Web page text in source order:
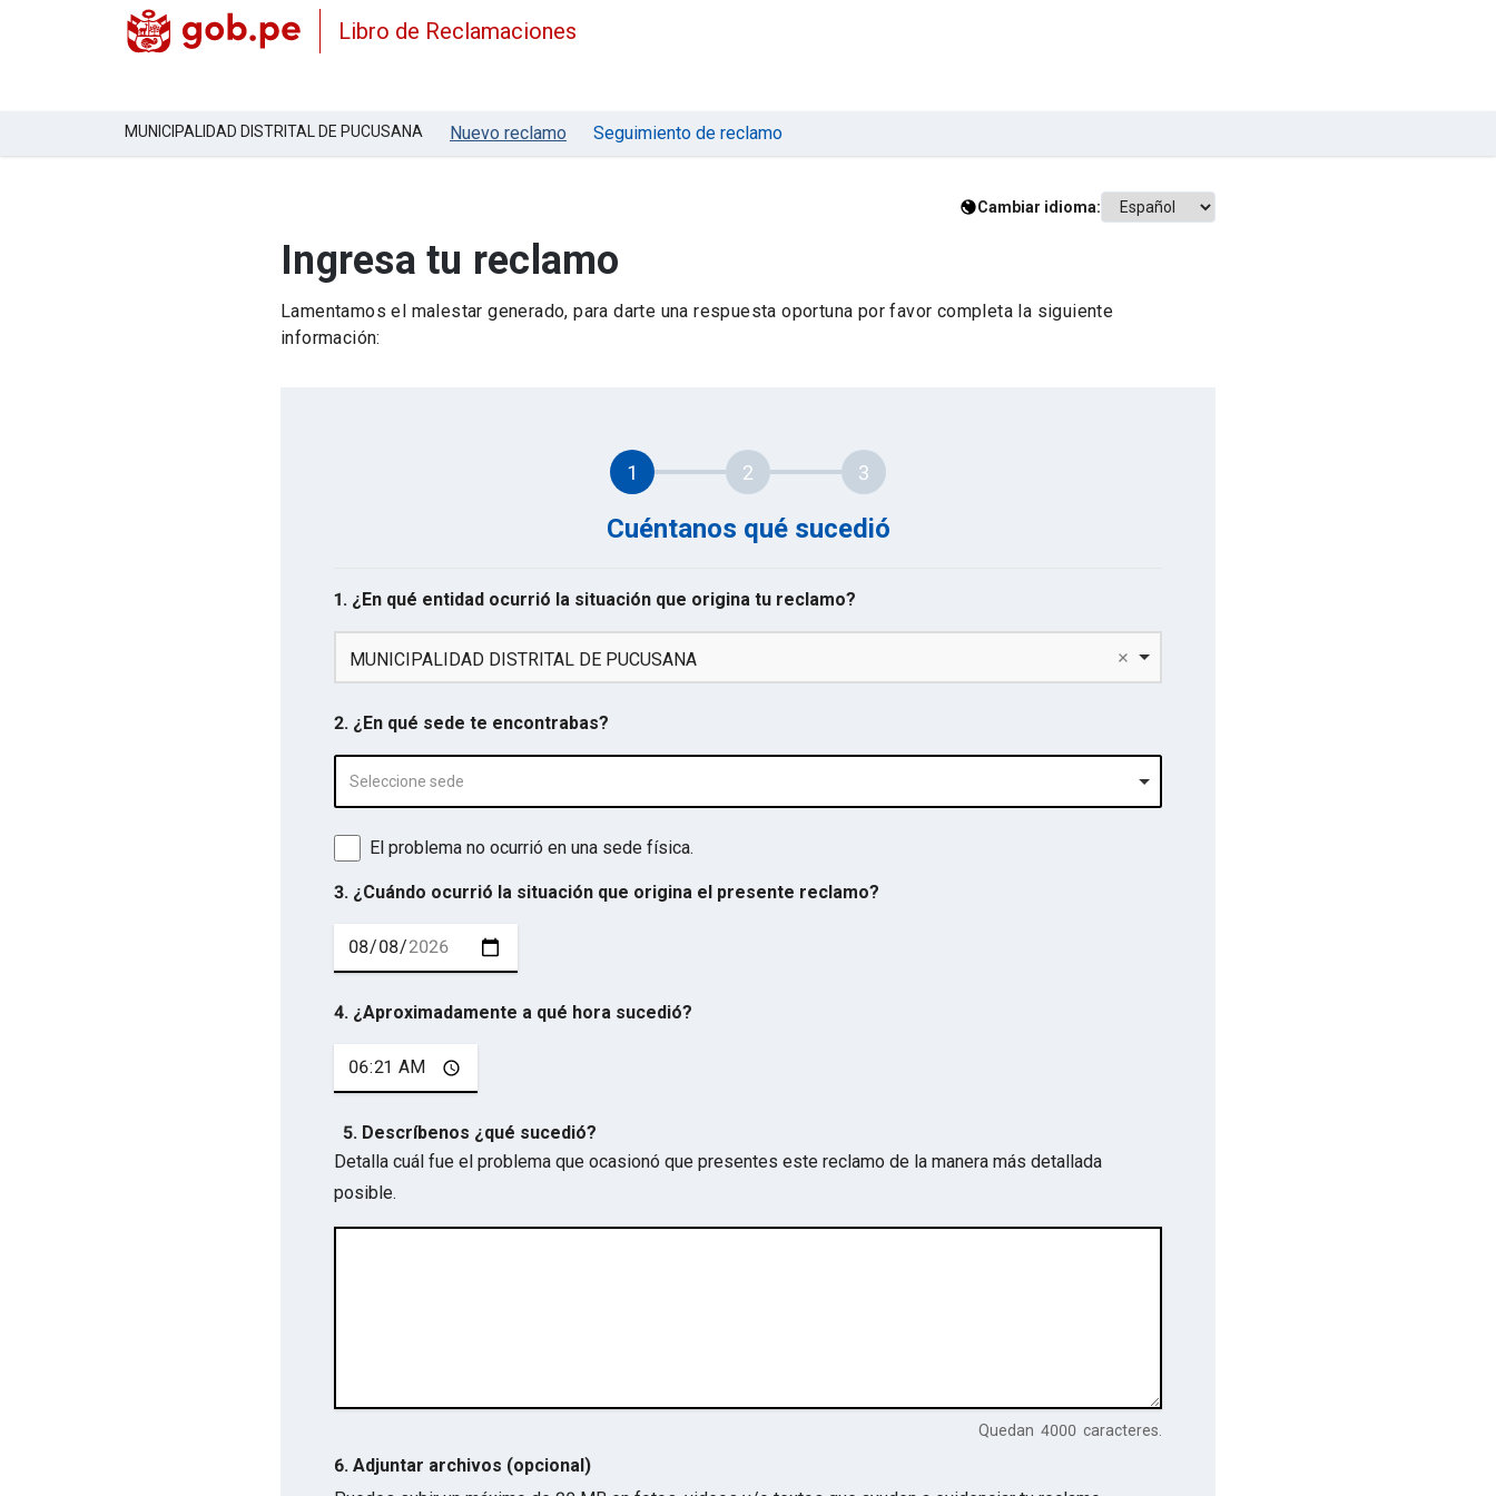
Libro de Reclamaciones
MUNICIPALIDAD DISTRITAL DE PUCUSANA Nuevo reclamo Seguimiento de reclamo
Cambiar idioma:
Ingresa tu reclamo
Lamentamos el malestar generado, para darte una respuesta oportuna por favor completa la siguiente
información:
1 2 3
Cuéntanos qué sucedió
1. ¿En qué entidad ocurrió la situación que origina tu reclamo?
MUNICIPALIDAD DISTRITAL DE PUCUSANA
2. ¿En qué sede te encontrabas?
Seleccione sede
El problema no ocurrió en una sede física.
3. ¿Cuándo ocurrió la situación que origina el presente reclamo?
4. ¿Aproximadamente a qué hora sucedió?
5. Descríbenos ¿qué sucedió?
Detalla cuál fue el problema que ocasionó que presentes este reclamo de la manera más detallada
posible.
Quedan 4000 caracteres.
6. Adjuntar archivos (opcional)